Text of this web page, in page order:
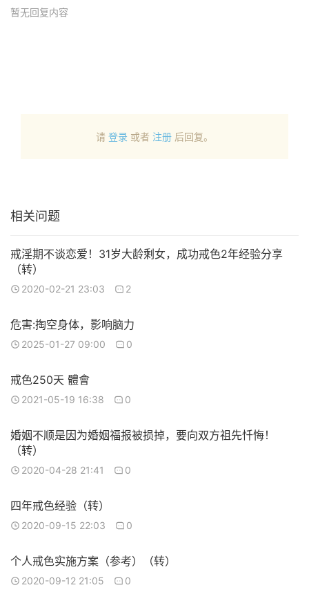
暂无回复内容
请 登录 或者 注册 后回复。
相关问题
戒淫期不谈恋爱！31岁大龄剩女，成功戒色2年经验分享
（转）
2020-02-21 23:03 2
危害:掏空身体，影响脑力
2025-01-27 09:00 0
戒色250天 體會
2021-05-19 16:38 0
婚姻不顺是因为婚姻福报被损掉，要向双方祖先忏悔！
（转）
2020-04-28 21:41 0
四年戒色经验（转）
2020-09-15 22:03 0
个人戒色实施方案（参考）（转）
2020-09-12 21:05 0